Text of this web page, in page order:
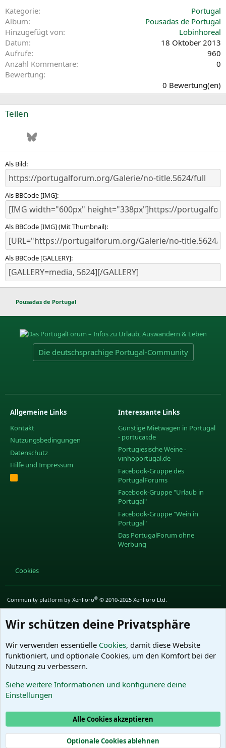
Kategorie
Portugal
Album
Pousadas de Portugal
Hinzugefügt von
Lobinhoreal
Datum
18 Oktober 2013
Aufrufe
960
Anzahl Kommentare
0
Bewertung
0
(
0 Bewertung(en)
Teilen
FacebookBluesky
Als Bild
Als BBCode [IMG]
Als BBCode [IMG] (Mit Thumbnail)
Als BBCode [GALLERY]
Pousadas de Portugal
Die deutschsprachige Portugal-Community
Allgemeine Links
Kontakt
Nutzungsbedingungen
Datenschutz
Hilfe und Impressum
R
S
Interessante Links
Günstige Mietwagen in Portugal
- portucar.de
Portugiesische Weine -
vinhoportugal.de
Facebook-Gruppe des
PortugalForums
Facebook-Gruppe "Urlaub in
Portugal"
Facebook-Gruppe "Wein in
Portugal"
Das PortugalForum ohne
Werbung
Cookies
Community platform by XenForo® © 2010-2025 XenForo Ltd.
Wir schützen deine Privatsphäre
Wir verwenden essentielle Cookies, damit diese Website
funktioniert, und optionale Cookies, um den Komfort bei der
Nutzung zu verbessern.
Siehe weitere Informationen und konfiguriere deine
Einstellungen
Alle Cookies akzeptieren
Optionale Cookies ablehnen